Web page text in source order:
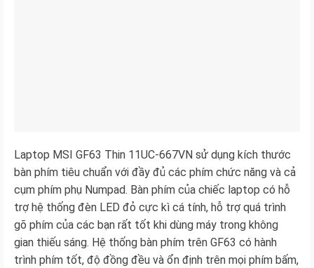
Laptop MSI GF63 Thin 11UC-667VN sử dụng kích thước
bàn phím tiêu chuẩn với đầy đủ các phím chức năng và cả
cụm phím phụ Numpad. Bàn phím của chiếc laptop có hỗ
trợ hệ thống đèn LED đỏ cực kì cá tính, hỗ trợ quá trình
gõ phím của các bạn rất tốt khi dùng máy trong không
gian thiếu sáng. Hệ thống bàn phím trên GF63 có hành
trình phím tốt, độ đồng đều và ổn định trên mọi phím bấm,